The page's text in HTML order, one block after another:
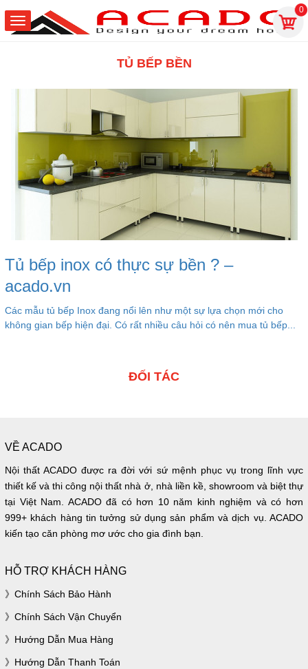
0
TỦ BẾP BỀN
Tủ bếp inox có thực sự bền ? –
acado.vn
Các mẫu tủ bếp Inox đang nổi lên như một sự lựa chọn mới cho
không gian bếp hiện đại. Có rất nhiều câu hỏi có nên mua tủ bếp...
ĐỐI TÁC
VỀ ACADO
Nội thất ACADO được ra đời với sứ mệnh phục vụ trong lĩnh vực
thiết kế và thi công nội thất nhà ở, nhà liền kề, showroom và biệt thự
tại Việt Nam. ACADO đã có hơn 10 năm kinh nghiệm và có hơn
999+ khách hàng tin tưởng sử dụng sản phẩm và dịch vụ. ACADO
kiến tạo căn phòng mơ ước cho gia đình bạn.
HỖ TRỢ KHÁCH HÀNG
Chính Sách Bảo Hành
Chính Sách Vận Chuyển
Hướng Dẫn Mua Hàng
Hướng Dẫn Thanh Toán